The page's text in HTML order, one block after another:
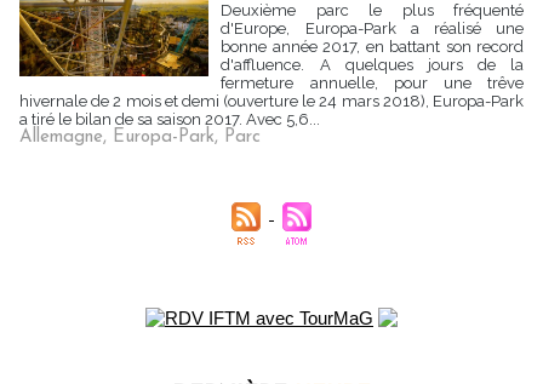
Deuxième parc le plus fréquenté
d'Europe, Europa-Park a réalisé une
bonne année 2017, en battant son record
d'affluence. A quelques jours de la
fermeture annuelle, pour une trêve
hivernale de 2 mois et demi (ouverture le 24 mars 2018), Europa-Park
a tiré le bilan de sa saison 2017. Avec 5,6...
Allemagne, Europa-Park, Parc